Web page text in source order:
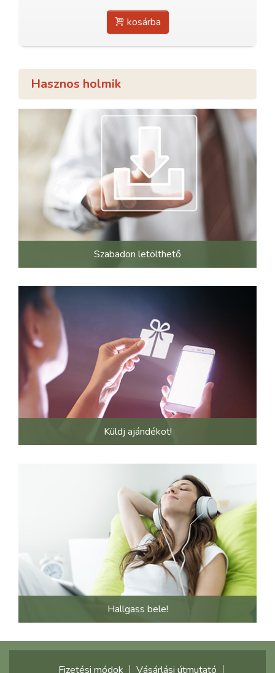
kosárba
Hasznos holmik
Szabadon letölthető
Küldj ajándékot!
Hallgass bele!
Fizetési módok Vásárlási útmutató